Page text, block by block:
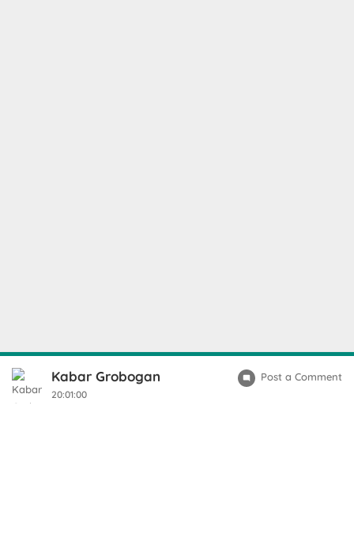
Kabar Grobogan
20:01:00
Post a Comment